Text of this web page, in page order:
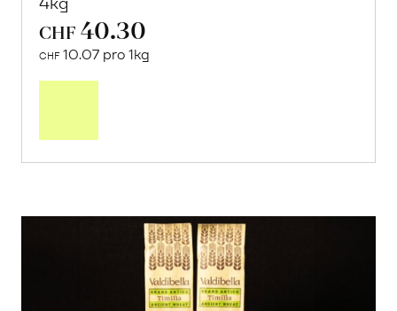
CHF 40.30
CHF 10.07 pro 1kg
Post
erfahren